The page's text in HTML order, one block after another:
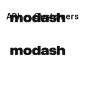
API Customers